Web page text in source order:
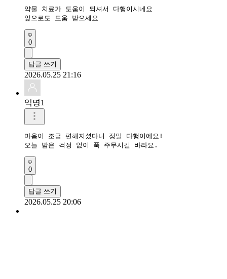
약물 치료가 도움이 되셔서 다행이시네요
앞으로도 도움 받으세요
0
답글 쓰기
2026.05.25 21:16
익명1
마음이 조금 편해지셨다니 정말 다행이에요!
오늘 밤은 걱정 없이 푹 주무시길 바라요.
0
답글 쓰기
2026.05.25 20:06